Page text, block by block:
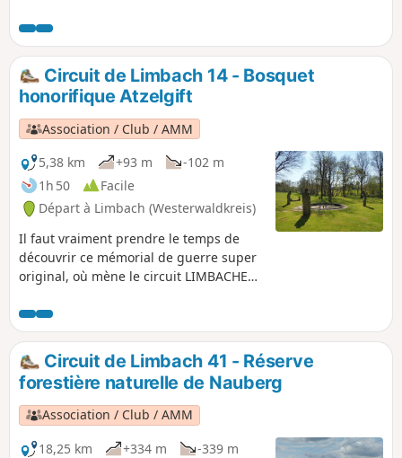
de redescendre vers Limbach à travers
la paisible vallée du Lehmbachtal.
Circuit de Limbach 14 - Bosquet
honorifique Atzelgift
Association / Club / AMM
5,38 km
+93 m
-102 m
1h 50
Facile
Départ à Limbach (Westerwaldkreis)
Il faut vraiment prendre le temps de
découvrir ce mémorial de guerre super
original, où mène le circuit LIMBACHER
plutôt plat et longe la petite rivière
Nister. Peu après le bosquet, une
montée naturelle mène à l'imposante
croix de montagne d'Atzelgift, qui offre
une vue magnifique sur Atzelgift. Le
chemin du retour vers Limbach est plat
ou en légère montée.
Circuit de Limbach 41 - Réserve
forestière naturelle de Nauberg
Association / Club / AMM
18,25 km
+334 m
-339 m